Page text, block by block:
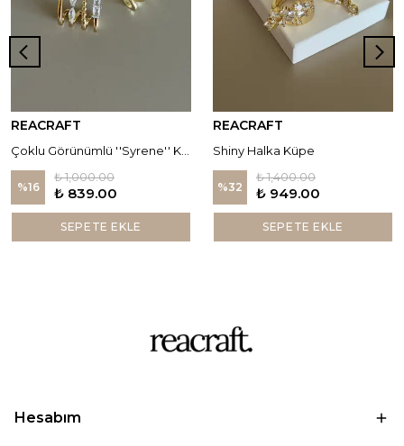
REACRAFT
%16
₺ 1,000.00
₺ 839.00
SEPETE EKLE
REACRAFT
Shiny Halka Küpe
%32
₺ 1,400.00
₺ 949.00
SEPETE EKLE
Hesabım